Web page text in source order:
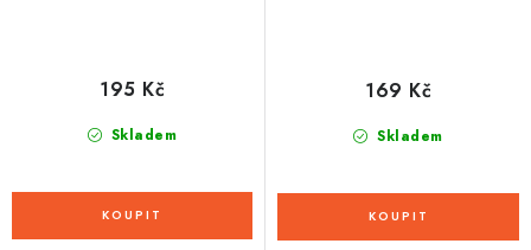
Skladem
195 Kč
Skladem
169 Kč